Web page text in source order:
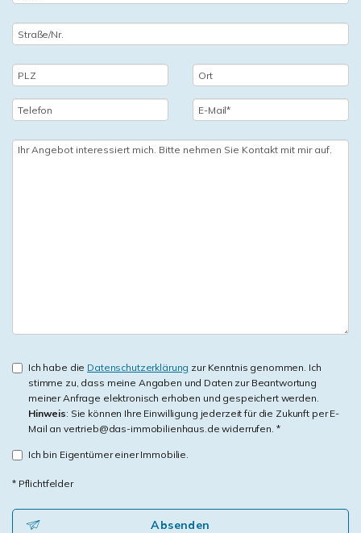
Ich habe die Datenschutzerklärung zur Kenntnis genommen. Ich
stimme zu, dass meine Angaben und Daten zur Beantwortung
meiner Anfrage elektronisch erhoben und gespeichert werden.
Hinweis: Sie können Ihre Einwilligung jederzeit für die Zukunft per E-
Mail an vertrieb@das-immobilienhaus.de widerrufen. *
Ich bin Eigentümer einer Immobilie.
* Pflichtfelder
Absenden